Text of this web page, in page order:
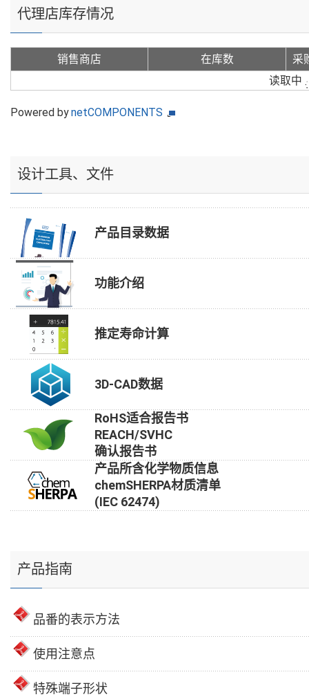
代理店库存情况
销售商店 在库数
采
读取中
Powered bynetCOMPONENTS
设计工具、文件
产品目录数据
功能介绍
推定寿命计算
3D-CAD数据
RoHS适合报告书
REACH/SVHC
确认报告书
产品所含化学物质信息
chemSHERPA材质清单
(IEC 62474)
产品指南
品番的表示方法
使用注意点
特殊端子形状